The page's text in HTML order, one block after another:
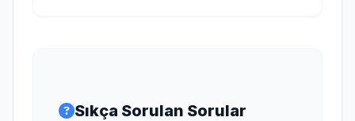
Sıkça Sorulan Sorular